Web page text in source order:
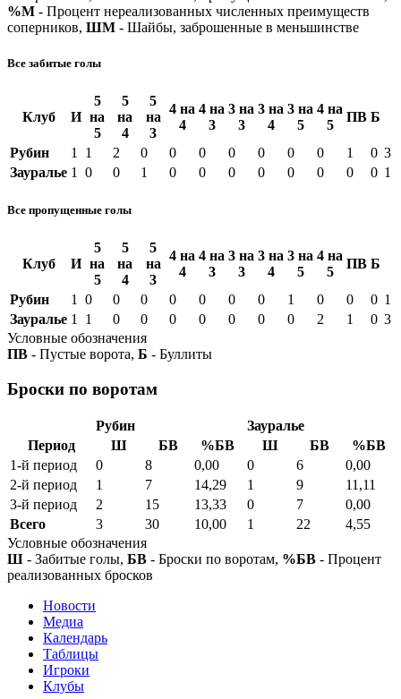
%М - Процент нереализованных численных преимуществ
соперников, ШМ - Шайбы, заброшенные в меньшинстве
Все забитые голы
Клуб И
5
на
5
5
на
4
5
на
3
4 на
4
4 на
3
3 на
3
3 на
4
3 на
5
4 на
5
ПВ Б
Рубин 1 1 2 0 0 0 0 0 0 0 1 0 3
Зауралье 1 0 0 1 0 0 0 0 0 0 0 0 1
Все пропущенные голы
Клуб И
5
на
5
5
на
4
5
на
3
4 на
4
4 на
3
3 на
3
3 на
4
3 на
5
4 на
5
ПВ Б
Рубин 1 0 0 0 0 0 0 0 1 0 0 0 1
Зауралье 1 1 0 0 0 0 0 0 0 2 1 0 3
Условные обозначения
ПВ - Пустые ворота, Б - Буллиты
Броски по воротам
Рубин
Зауралье
Период
Ш БВ %БВ Ш БВ
%БВ
1-й период
0 8 0,00 0 6
0,00
2-й период
1 7 14,29 1 9
11,11
3-й период
2 15 13,33 0 7
0,00
Всего
3 30 10,00 1 22
4,55
Условные обозначения
Ш - Забитые голы, БВ - Броски по воротам, %БВ - Процент
реализованных бросков
Новости
Медиа
Календарь
Таблицы
Игроки
Клубы